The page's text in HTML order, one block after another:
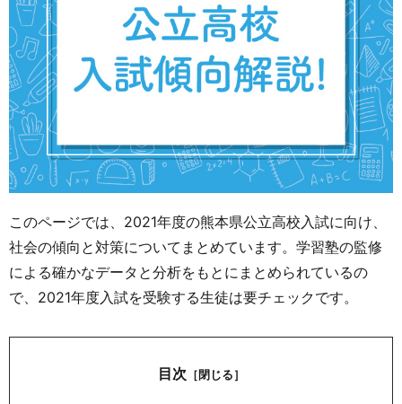
このページでは、2021年度の熊本県公立高校入試に向け、
社会の傾向と対策についてまとめています。学習塾の監修
による確かなデータと分析をもとにまとめられているの
で、2021年度入試を受験する生徒は要チェックです。
目次 ［閉じる］